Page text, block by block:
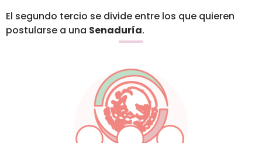
El segundo tercio se divide entre los que quieren
postularse a una Senaduría.